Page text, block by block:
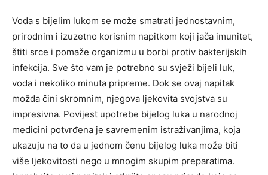
Voda s bijelim lukom se može smatrati jednostavnim,
prirodnim i izuzetno korisnim napitkom koji jača imunitet,
štiti srce i pomaže organizmu u borbi protiv bakterijskih
infekcija. Sve što vam je potrebno su svježi bijeli luk,
voda i nekoliko minuta pripreme. Dok se ovaj napitak
možda čini skromnim, njegova ljekovita svojstva su
impresivna. Povijest upotrebe bijelog luka u narodnoj
medicini potvrđena je savremenim istraživanjima, koja
ukazuju na to da u jednom čenu bijelog luka može biti
više ljekovitosti nego u mnogim skupim preparatima.